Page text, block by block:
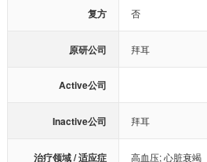
复方 否
原研公司 拜耳
Active公司
Inactive公司 拜耳
治疗领域 / 适应症 高血压;心脏衰竭